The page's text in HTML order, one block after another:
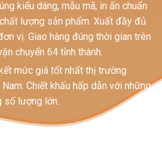
kiểu dáng, mẫu mã, in ấn chuẩn
lượng sản phẩm. Xuất đầy đủ
vị. Giao hàng đúng thời gian trên
chuyển 64 tỉnh thành.
mức giá tốt nhất thị trường
Chiết khấu hấp dẫn với những
số lượng lớn.